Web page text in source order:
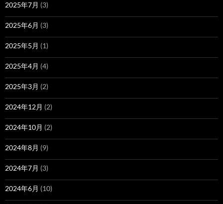
2025年7月 (3)
2025年6月 (3)
2025年5月 (1)
2025年4月 (4)
2025年3月 (2)
2024年12月 (2)
2024年10月 (2)
2024年8月 (9)
2024年7月 (3)
2024年6月 (10)